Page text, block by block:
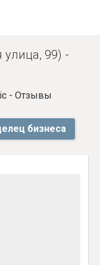
улица, 99) -
- Отзывы
бизнеса